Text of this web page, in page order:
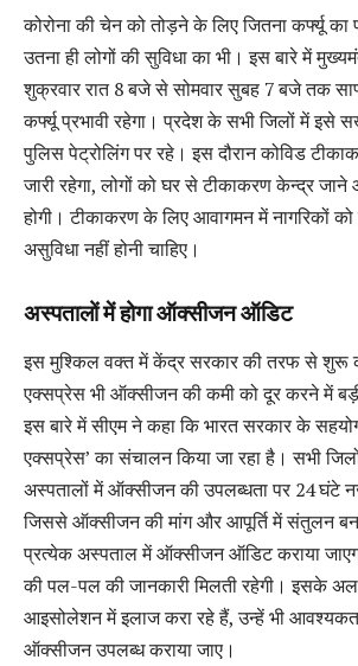
कोरोना की चेन को तोड़ने के लिए जितना कर्फ्यू
उतना ही लोगों की सुविधा का भी। इस बारे में
शुक्रवार रात 8 बजे से सोमवार सुबह 7 बजे तक
कर्फ्यू प्रभावी रहेगा। प्रदेश के सभी जिलों में इसे
पुलिस पेट्रोलिंग पर रहे। इस दौरान कोविड
जारी रहेगा, लोगों को घर से टीकाकरण केन्द्र
होगी। टीकाकरण के लिए आवागमन में नागरिकों
असुविधा नहीं होनी चाहिए।
अस्पतालों में होगाऑक्सीजन ऑडिट
इस मुश्किल वक्त में केंद्र सरकार की तरफ से शुरू
एक्सप्रेस भी ऑक्सीजन की कमी को दूर करने में बड़ी
इस बारे में सीएम ने कहा कि भारत सरकार के
एक्सप्रेस’ का संचालन किया जा रहा है। सभी
अस्पतालों में ऑक्सीजन की उपलब्धता पर 24 घंटे
जिससे ऑक्सीजन की मांग और आपूर्ति में संतुलन
प्रत्येक अस्पताल में ऑक्सीजन ऑडिट कराया
की पल-पल की जानकारी मिलती रहेगी। इसके
आइसोलेशन में इलाज करा रहे हैं, उन्हें भी
ऑक्सीजन उपलब्ध कराया जाए।